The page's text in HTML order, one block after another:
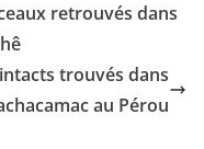
retrouvés dans
trouvés dans
au Pérou